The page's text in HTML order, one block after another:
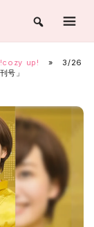
up! »
3/26
号」